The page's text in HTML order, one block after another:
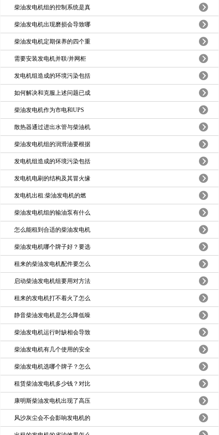
柴油发电机组的控制系统是真
柴油发电机出现磨损会导致哪
柴油发电机定期保养的四个重
需要安装发电机并联/并网柜
发电机组造成的环境污染包括
如何解决和克服上述问题已成
柴油发电机作为市电和UPS
散热器通过进出水管与柴油机
柴油发电机组的润滑油要根据
发电机组造成的环境污染包括
发电机电刷的结构及其冒火缘
发电机出租:柴油发电机的燃
柴油发电机组的输油泵有什么
怎么能租到合适的柴油发电机
柴油发电机哪个牌子好？要选
租来的柴油发电机配件要怎么
启动柴油发电机组要用对方法
租来的发电机打不着火了怎么
静音柴油发电机是怎么降低噪
柴油发电机运行时缺相会导致
柴油发电机有几个使用的安全
柴油发电机选哪个牌子？怎么
租赁柴油发电机多少钱？对比
康明斯柴油发电机出现了高压
风沙灰尘会不会影响发电机的